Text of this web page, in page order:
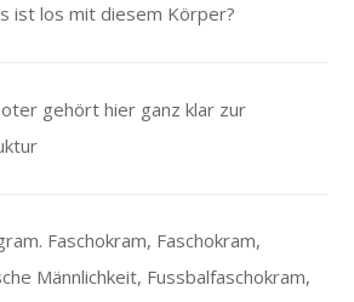
ist los mit diesem Körper?
gehört hier ganz klar zur
Faschokram, Faschokram,
Männlichkeit, Fussbalfaschokram,